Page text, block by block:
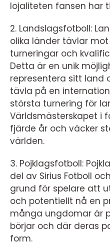
lojaliteten fansen har
2. Landslagsfotboll:
olika länder tävlar
turneringar och
Detta är en unik
representera sitt land
tävla på en
största turnering för
Världsmästerskapet i
fjärde år och väcker
världen.
3. Pojklagsfotboll:
del av Sirius Fotboll
grund för spelare att
och potentiellt nå en
många ungdomar är
börjar och där deras
form.